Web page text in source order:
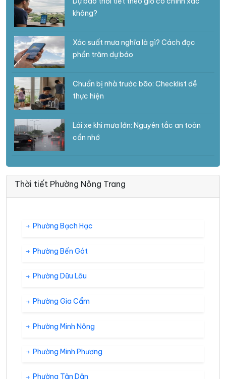
không?
Xác suất mưa nghĩa là gì? Cách đọc
phần trăm dự báo
Chuẩn bị nhà trước bão: Checklist dễ
thực hiện
Lái xe khi mưa lớn: Nguyên tắc an toàn
cần nhớ
Thời tiết Phường Nông Trang
Phường Bạch Hạc
Phường Bến Gót
Phường Dữu Lâu
Phường Gia Cẩm
Phường Minh Nông
Phường Minh Phương
Phường Tân Dân